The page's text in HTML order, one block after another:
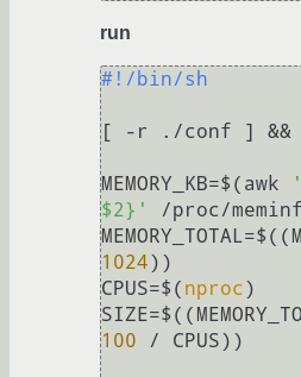
run
#!/bin/sh
[ -r ./conf ]
MEMORY_KB=$(awk
$2}'
/proc/
1024))
CPUS=$( nproc)
100 / CPUS))